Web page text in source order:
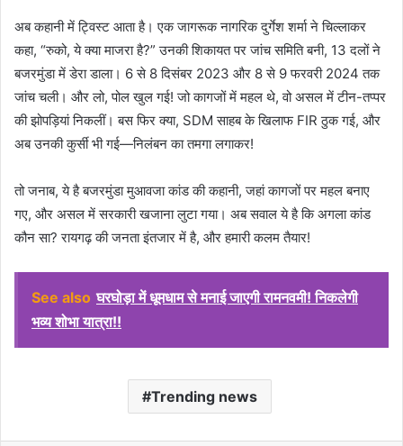
अब कहानी में ट्विस्ट आता है। एक जागरूक नागरिक दुर्गेश शर्मा ने चिल्लाकर
कहा, “रुको, ये क्या माजरा है?” उनकी शिकायत पर जांच समिति बनी, 13 दलों ने
बजरमुंडा में डेरा डाला। 6 से 8 दिसंबर 2023 और 8 से 9 फरवरी 2024 तक
जांच चली। और लो, पोल खुल गई! जो कागजों में महल थे, वो असल में टीन-तप्पर
की झोपड़ियां निकलीं। बस फिर क्या, SDM साहब के खिलाफ FIR ठुक गई, और
अब उनकी कुर्सी भी गई—निलंबन का तमगा लगाकर!
तो जनाब, ये है बजरमुंडा मुआवजा कांड की कहानी, जहां कागजों पर महल बनाए
गए, और असल में सरकारी खजाना लुटा गया। अब सवाल ये है कि अगला कांड
कौन सा? रायगढ़ की जनता इंतजार में है, और हमारी कलम तैयार!
See also घरघोड़ा में धूमधाम से मनाई जाएगी रामनवमी! निकलेगी
भव्य शोभा यात्रा!!
Trending news